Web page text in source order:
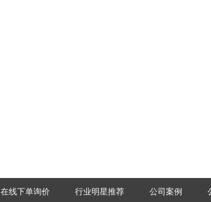
在线下单询价 行业明星推荐 公司案例